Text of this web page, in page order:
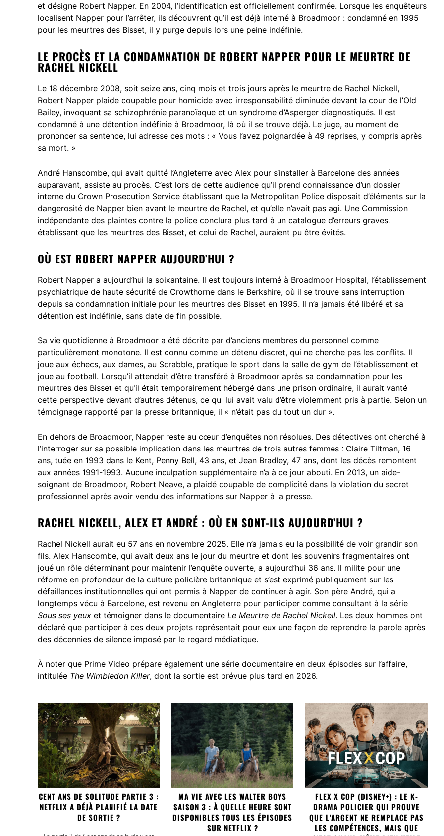
et désigne Robert Napper. En 2004, l’identification est officiellement confirmée. Lorsque les enquêteurs
localisent Napper pour l’arrêter, ils découvrent qu’il est déjà interné à Broadmoor : condamné en 1995
pour les meurtres des Bisset, il y purge depuis lors une peine indéfinie.
LE PROCÈS ET LA CONDAMNATION DE ROBERT NAPPER POUR LE MEURTRE DE
RACHEL NICKELL
Le 18 décembre 2008, soit seize ans, cinq mois et trois jours après le meurtre de Rachel Nickell,
Robert Napper plaide coupable pour homicide avec irresponsabilité diminuée devant la cour de l’Old
Bailey, invoquant sa schizophrénie paranoïaque et un syndrome d’Asperger diagnostiqués. Il est
condamné à une détention indéfinie à Broadmoor, là où il se trouve déjà. Le juge, au moment de
prononcer sa sentence, lui adresse ces mots : « Vous l’avez poignardée à 49 reprises, y compris après
sa mort. »
André Hanscombe, qui avait quitté l’Angleterre avec Alex pour s’installer à Barcelone des années
auparavant, assiste au procès. C’est lors de cette audience qu’il prend connaissance d’un dossier
interne du Crown Prosecution Service établissant que la Metropolitan Police disposait d’éléments sur la
dangerosité de Napper bien avant le meurtre de Rachel, et qu’elle n’avait pas agi. Une Commission
indépendante des plaintes contre la police conclura plus tard à un catalogue d’erreurs graves,
établissant que les meurtres des Bisset, et celui de Rachel, auraient pu être évités.
OÙ EST ROBERT NAPPER AUJOURD’HUI ?
Robert Napper a aujourd’hui la soixantaine. Il est toujours interné à Broadmoor Hospital, l’établissement
psychiatrique de haute sécurité de Crowthorne dans le Berkshire, où il se trouve sans interruption
depuis sa condamnation initiale pour les meurtres des Bisset en 1995. Il n’a jamais été libéré et sa
détention est indéfinie, sans date de fin possible.
Sa vie quotidienne à Broadmoor a été décrite par d’anciens membres du personnel comme
particulièrement monotone. Il est connu comme un détenu discret, qui ne cherche pas les conflits. Il
joue aux échecs, aux dames, au Scrabble, pratique le sport dans la salle de gym de l’établissement et
joue au football. Lorsqu’il attendait d’être transféré à Broadmoor après sa condamnation pour les
meurtres des Bisset et qu’il était temporairement hébergé dans une prison ordinaire, il aurait vanté
cette perspective devant d’autres détenus, ce qui lui avait valu d’être violemment pris à partie. Selon un
témoignage rapporté par la presse britannique, il « n’était pas du tout un dur ».
En dehors de Broadmoor, Napper reste au cœur d’enquêtes non résolues. Des détectives ont cherché à
l’interroger sur sa possible implication dans les meurtres de trois autres femmes : Claire Tiltman, 16
ans, tuée en 1993 dans le Kent, Penny Bell, 43 ans, et Jean Bradley, 47 ans, dont les décès remontent
aux années 1991-1993. Aucune inculpation supplémentaire n’a à ce jour abouti. En 2013, un aide-
soignant de Broadmoor, Robert Neave, a plaidé coupable de complicité dans la violation du secret
professionnel après avoir vendu des informations sur Napper à la presse.
RACHEL NICKELL, ALEX ET ANDRÉ : OÙ EN SONT-ILS AUJOURD’HUI ?
Rachel Nickell aurait eu 57 ans en novembre 2025. Elle n’a jamais eu la possibilité de voir grandir son
fils. Alex Hanscombe, qui avait deux ans le jour du meurtre et dont les souvenirs fragmentaires ont
joué un rôle déterminant pour maintenir l’enquête ouverte, a aujourd’hui 36 ans. Il milite pour une
réforme en profondeur de la culture policière britannique et s’est exprimé publiquement sur les
défaillances institutionnelles qui ont permis à Napper de continuer à agir. Son père André, qui a
longtemps vécu à Barcelone, est revenu en Angleterre pour participer comme consultant à la série
Sous ses yeux et témoigner dans le documentaire Le Meurtre de Rachel Nickell. Les deux hommes ont
déclaré que participer à ces deux projets représentait pour eux une façon de reprendre la parole après
des décennies de silence imposé par le regard médiatique.
À noter que Prime Video prépare également une série documentaire en deux épisodes sur l’affaire,
intitulée The Wimbledon Killer, dont la sortie est prévue plus tard en 2026.
CENT ANS DE SOLITUDE PARTIE 3 :
NETFLIX A DÉJÀ PLANIFIÉ LA DATE
DE SORTIE ?
MA VIE AVEC LES WALTER BOYS
SAISON 3 : À QUELLE HEURE SONT
DISPONIBLES TOUS LES ÉPISODES
SUR NETFLIX ?
FLEX X COP (DISNEY+) : LE K-
DRAMA POLICIER QUI PROUVE
QUE L’ARGENT NE REMPLACE PAS
LES COMPÉTENCES, MAIS QUE